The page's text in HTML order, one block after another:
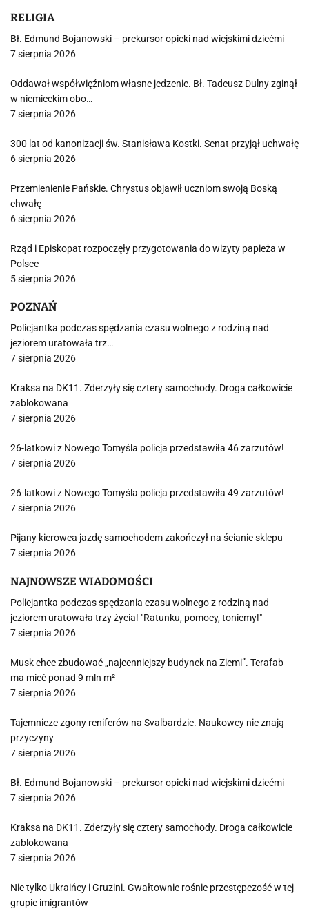
RELIGIA
Bł. Edmund Bojanowski – prekursor opieki nad wiejskimi dziećmi
7 sierpnia 2026
Oddawał współwięźniom własne jedzenie. Bł. Tadeusz Dulny zginął
w niemieckim obo…
7 sierpnia 2026
300 lat od kanonizacji św. Stanisława Kostki. Senat przyjął uchwałę
6 sierpnia 2026
Przemienienie Pańskie. Chrystus objawił uczniom swoją Boską
chwałę
6 sierpnia 2026
Rząd i Episkopat rozpoczęły przygotowania do wizyty papieża w
Polsce
5 sierpnia 2026
POZNAŃ
Policjantka podczas spędzania czasu wolnego z rodziną nad
jeziorem uratowała trz…
7 sierpnia 2026
Kraksa na DK11. Zderzyły się cztery samochody. Droga całkowicie
zablokowana
7 sierpnia 2026
26-latkowi z Nowego Tomyśla policja przedstawiła 46 zarzutów!
7 sierpnia 2026
26-latkowi z Nowego Tomyśla policja przedstawiła 49 zarzutów!
7 sierpnia 2026
Pijany kierowca jazdę samochodem zakończył na ścianie sklepu
7 sierpnia 2026
NAJNOWSZE WIADOMOŚCI
Policjantka podczas spędzania czasu wolnego z rodziną nad
jeziorem uratowała trzy życia! "Ratunku, pomocy, toniemy!"
7 sierpnia 2026
Musk chce zbudować „najcenniejszy budynek na Ziemi”. Terafab
ma mieć ponad 9 mln m²
7 sierpnia 2026
Tajemnicze zgony reniferów na Svalbardzie. Naukowcy nie znają
przyczyny
7 sierpnia 2026
Bł. Edmund Bojanowski – prekursor opieki nad wiejskimi dziećmi
7 sierpnia 2026
Kraksa na DK11. Zderzyły się cztery samochody. Droga całkowicie
zablokowana
7 sierpnia 2026
Nie tylko Ukraińcy i Gruzini. Gwałtownie rośnie przestępczość w tej
grupie imigrantów